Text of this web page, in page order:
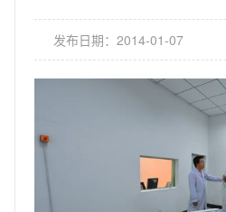
发布日期：2014-01-07